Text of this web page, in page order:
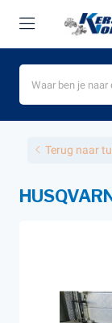
Terug naar